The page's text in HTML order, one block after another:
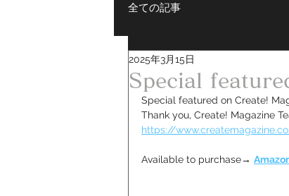
全ての記事
Special
2025年3月15日
Special featured on Create!
Thank you, Create! Magazine
https://
Available to purchase→